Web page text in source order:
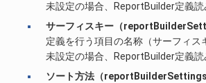
未設定の場合、ReportBuilder定義
サーフィスキー（
定義を行う項目の名称（サーフィ
未設定の場合、ReportBuilder定義
ソート方法（